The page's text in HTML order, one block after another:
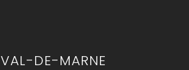
VAL-DE-MARNE